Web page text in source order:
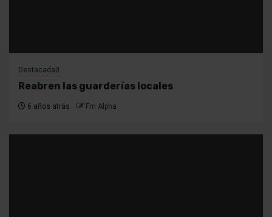
Destacada3
Reabren las guarderías locales
6 años atrás Fm Alpha